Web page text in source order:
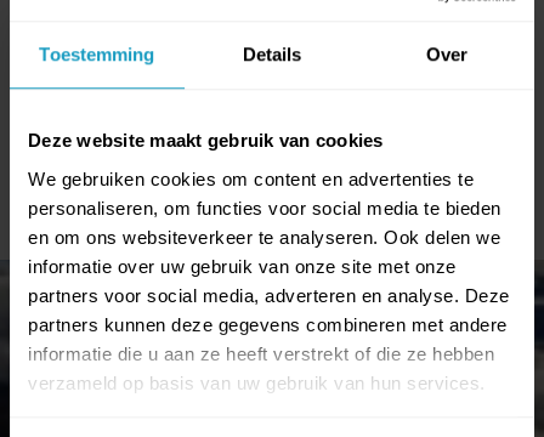
Toestemming Details Over
Deze website maakt gebruik van cookies
We gebruiken cookies om content en advertenties te
personaliseren, om functies voor social media te bieden
en om ons websiteverkeer te analyseren. Ook delen we
informatie over uw gebruik van onze site met onze
partners voor social media, adverteren en analyse. Deze
partners kunnen deze gegevens combineren met andere
informatie die u aan ze heeft verstrekt of die ze hebben
verzameld op basis van uw gebruik van hun services.
10,4Kvolgers
Volgen
Ski naar Instagram